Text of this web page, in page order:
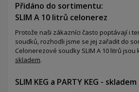
Přidáno do sortimentu:
SLIM A 10 litrů celonerez
Protože naši zákazníci často poptávají i
soudků, rozhodli jsme se jej zařadit do
Celonerezové soudky SLIM A 10 litrů jsou
skladem.
SLIM KEG a PARTY KEG - skladem